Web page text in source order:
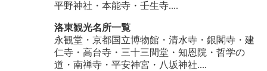
平野神社・本能寺・壬生寺....
洛東観光名所一覧
永観堂・京都国立博物館・清水寺・銀閣寺・建
仁寺・高台寺・三十三間堂・知恩院・哲学の
道・南禅寺・平安神宮・八坂神社....